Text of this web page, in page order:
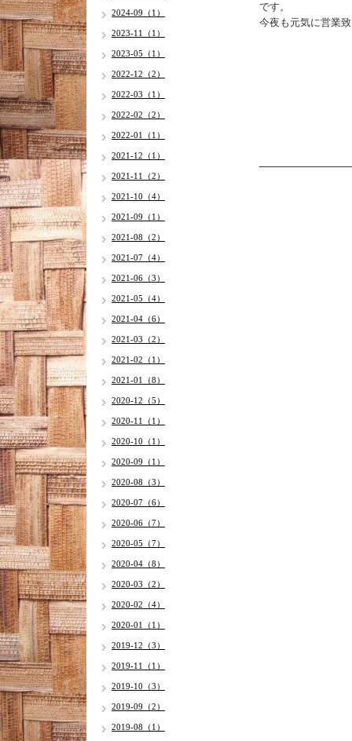
です。
今夜も元気に営業
2024-09（1）
2023-11（1）
2023-05（1）
2022-12（2）
2022-03（1）
2022-02（2）
2022-01（1）
2021-12（1）
2021-11（2）
2021-10（4）
2021-09（1）
2021-08（2）
2021-07（4）
2021-06（3）
2021-05（4）
2021-04（6）
2021-03（2）
2021-02（1）
2021-01（8）
2020-12（5）
2020-11（1）
2020-10（1）
2020-09（1）
2020-08（3）
2020-07（6）
2020-06（7）
2020-05（7）
2020-04（8）
2020-03（2）
2020-02（4）
2020-01（1）
2019-12（3）
2019-11（1）
2019-10（3）
2019-09（2）
2019-08（1）